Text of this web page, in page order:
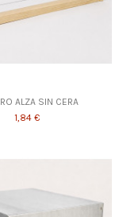
ALZA SIN CERA
1,84 €